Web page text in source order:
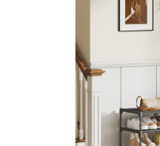
PRACOVŇA / KANCELÁRIA
DETSKÉ A ŠTUDENTSKÉ